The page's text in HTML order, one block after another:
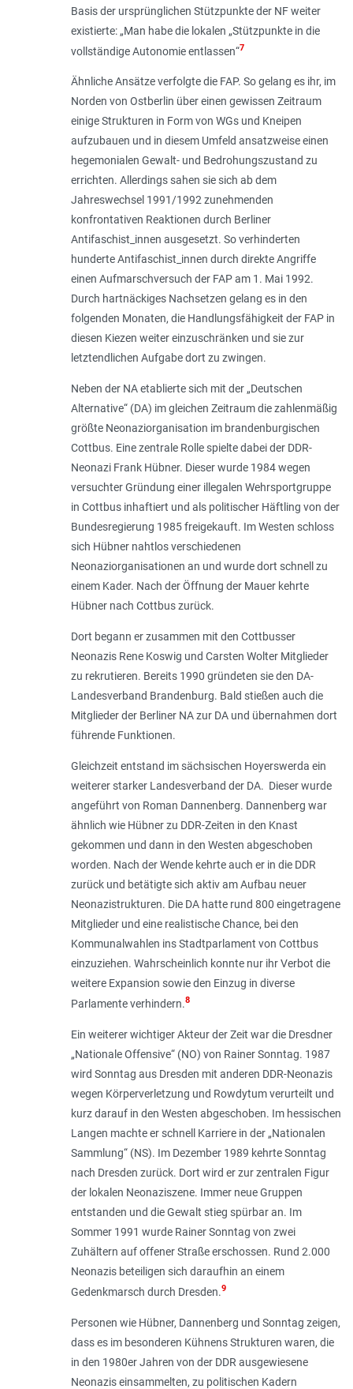
Basis der ursprünglichen Stützpunkte der NF weiter
exis­tierte: „Man habe die lokalen „Stützpunkte in die
vollständige Autonomie entlassen“7
Ähnliche Ansätze verfolgte die FAP. So gelang es ihr, im
Norden von Ostberlin über einen gewissen Zeitraum
einige Strukturen in Form von WGs und Kneipen
aufzubauen und in diesem Umfeld ansatzweise einen
hegemonialen Gewalt- und Bedrohungszustand zu
errichten. Allerdings sahen sie sich ab dem
Jahreswechsel 1991/1992 zunehmenden
konfrontativen Reaktionen durch Berliner
Antifaschist_innen ausgesetzt. So verhinderten
hunderte Antifaschist_innen durch direkte Angriffe
einen Aufmarschversuch der FAP am 1. Mai 1992.
Durch hartnäckiges Nachsetzen gelang es in den
folgenden Monaten, die Handlungsfähigkeit der FAP in
diesen Kiezen weiter einzuschränken und sie zur
letztendlichen Aufgabe dort zu zwingen.
Neben der NA etablierte sich mit der „Deutschen
Alternative“ (DA) im gleichen Zeitraum die zahlenmäßig
größte Neonaziorganisation im brandenburgischen
Cottbus. Eine zentrale Rolle spielte dabei der DDR-
Neonazi Frank Hübner. Dieser wurde 1984 wegen
versuchter Gründung einer illegalen Wehrsportgruppe
in Cottbus inhaftiert und als politischer Häftling von der
Bundesregierung 1985 freigekauft. Im Westen schloss
sich Hübner nahtlos verschiedenen
Neonaziorganisationen an und wurde dort schnell zu
einem Kader. Nach der Öffnung der Mauer kehrte
Hübner nach Cottbus zurück.
Dort begann er zusammen mit den Cottbusser
Neonazis Rene Koswig und Carsten Wolter Mitglieder
zu rekrutieren. Bereits 1990 gründeten sie den DA-
Landesverband Brandenburg. Bald stießen auch die
Mitglieder der Berliner NA zur DA und übernahmen dort
führende Funktionen.
Gleichzeit entstand im sächsischen Hoy­erswerda ein
weiterer starker Landesverband der DA. Dieser wurde
angeführt von Roman Dannenberg. Dannenberg war
ähnlich wie Hübner zu DDR-Zeiten in den Knast
gekommen und dann in den Westen abgeschoben
worden. Nach der Wende kehrte auch er in die DDR
zurück und betätigte sich aktiv am Aufbau neuer
Neonazistrukturen. Die DA hatte rund 800 eingetragene
Mitglieder und eine realistische Chance, bei den
Kommunalwahlen ins Stadtparlament von Cottbus
einzuziehen. Wahrscheinlich konnte nur ihr Verbot die
weitere Expansion sowie den Einzug in diverse
Parlamente verhindern.8
Ein weiterer wichtiger Akteur der Zeit war die Dresdner
„Nationale Offensive“ (NO) von Rainer Sonntag. 1987
wird Sonntag aus Dresden mit anderen DDR-Neonazis
wegen Körperverletzung und Rowdytum verurteilt und
kurz darauf in den Westen abgeschoben. Im hessischen
Langen machte er schnell Karriere in der „Nationalen
Sammlung“ (NS). Im Dezember 1989 kehrte Sonntag
nach Dresden zurück. Dort wird er zur zentralen Figur
der lokalen Neonaziszene. Immer neue Gruppen
entstanden und die Gewalt stieg spürbar an. Im
Sommer 1991 wurde Rainer Sonntag von zwei
Zuhältern auf offener Straße erschossen. Rund 2.000
Neonazis beteiligen sich daraufhin an einem
Gedenkmarsch durch Dresden.9
Personen wie Hübner, Dannenberg und Sonntag zeigen,
dass es im besonderen Kühnens Strukturen waren, die
in den 1980er Jahren von der DDR ausgewiesene
Neonazis einsammelten, zu politischen Kadern